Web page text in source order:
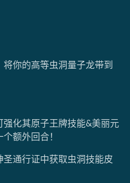
你的高等虫洞量子龙带到
化其原子王牌技能&美丽元
额外回合！
通行证中获取虫洞技能皮